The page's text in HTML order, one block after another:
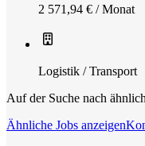
2 571,94 € / Monat
Logistik / Transport
Auf der Suche nach
Ähnliche Jobs anzeigen